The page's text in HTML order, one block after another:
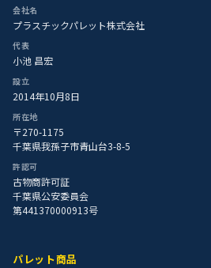
会社名
プラスチックパレット株式会社
代表
小池 昌宏
設立
2014年10月8日
所在地
〒270-1175
千葉県我孫子市青山台3-8-5
許認可
古物商許可証
千葉県公安委員会
第441370000913号
パレット商品